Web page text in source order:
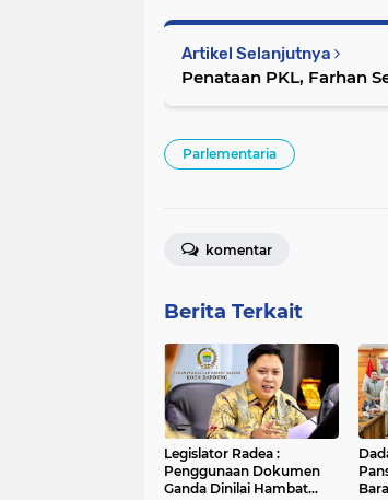
Artikel Selanjutnya
Penataan PKL, Farhan
Parlementaria
komentar
Berita Terkait
Legislator Radea :
Penggunaan Dokumen
Ganda Dinilai Hambat